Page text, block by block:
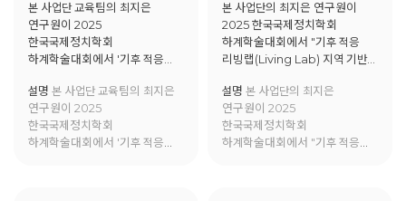
통영시 '기후 적응
리빙랩 선도자
교육과정' 사례를
중심으로
본 사업단 교육팀의 최지은
연구원이 2025
한국국제정치학회
하계학술대회에서 '기후 적응
교육 필요성에 대한 연구: 통영시
'기후 적응 리빙랩 선도자
교육과정' 사례를 중심으로'에
대한 발표를 진행함.
설명 본 사업단 교육팀의 최지은
연구원이 2025
한국국제정치학회
하계학술대회에서 '기후 적응
통영시 '기후 적응
리빙랩 선도자
교육과정' 사례를
중심으로
본 사업단의 최지은 연구원이
2025 한국국제정치학회
하계학술대회에서 "기후 적응
리빙랩(Living Lab) 지역 기반
'기후 적응 리빙랩 선도자
교육과정' 사례를 중심으로"에
대해 발표함.
설명 본 사업단의 최지은
연구원이 2025
한국국제정치학회
하계학술대회에서 "기후 적응